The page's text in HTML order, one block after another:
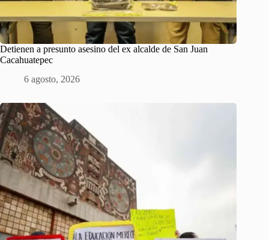
Detienen a presunto asesino del ex alcalde de San Juan
Cacahuatepec
6 agosto, 2026